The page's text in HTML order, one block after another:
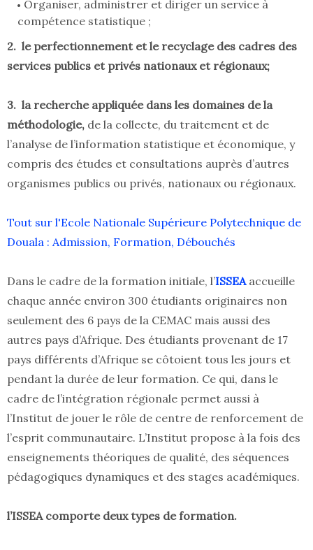
Organiser, administrer et diriger un service à
compétence statistique ;
2. le perfectionnement et le recyclage des cadres des
services publics et privés nationaux et régionaux;
3. la recherche appliquée dans les domaines de la
méthodologie, de la collecte, du traitement et de
l’analyse de l’information statistique et économique, y
compris des études et consultations auprès d’autres
organismes publics ou privés, nationaux ou régionaux.
Tout sur l'Ecole Nationale Supérieure Polytechnique de
Douala : Admission, Formation, Débouchés
Dans le cadre de la formation initiale, l’ISSEAaccueille
chaque année environ 300 étudiants originaires non
seulement des 6 pays de la CEMAC mais aussi des
autres pays d’Afrique. Des étudiants provenant de 17
pays différents d’Afrique se côtoient tous les jours et
pendant la durée de leur formation. Ce qui, dans le
cadre de l’intégration régionale permet aussi à
l’Institut de jouer le rôle de centre de renforcement de
l’esprit communautaire. L’Institut propose à la fois des
enseignements théoriques de qualité, des séquences
pédagogiques dynamiques et des stages académiques.
l’ISSEA comporte deux types de formation.